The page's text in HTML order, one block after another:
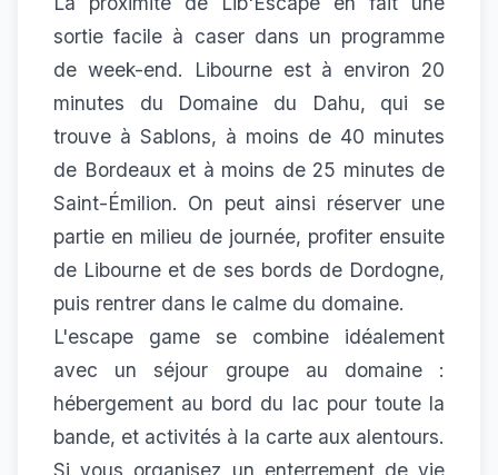
sortie facile à caser dans un programme
de week-end. Libourne est à environ 20
minutes du Domaine du Dahu, qui se
trouve à Sablons, à moins de 40 minutes
de Bordeaux et à moins de 25 minutes de
Saint-Émilion. On peut ainsi réserver une
partie en milieu de journée, profiter ensuite
de Libourne et de ses bords de Dordogne,
puis rentrer dans le calme du domaine.
L'escape game se combine idéalement
avec un séjour groupeau domaine :
hébergement au bord du lac pour toute la
bande, et activités à la carte aux alentours.
Si vous organisez un enterrement de vie